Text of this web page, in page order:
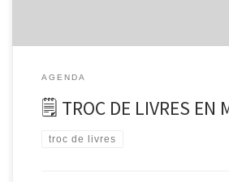
AGENDA
🗒 TROC DE LIVRES EN
troc de livres